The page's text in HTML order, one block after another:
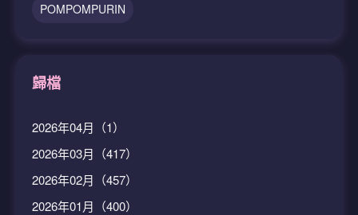
POMPOMPURIN
歸檔
2026年04月（1）
2026年03月（417）
2026年02月（457）
2026年01月（400）